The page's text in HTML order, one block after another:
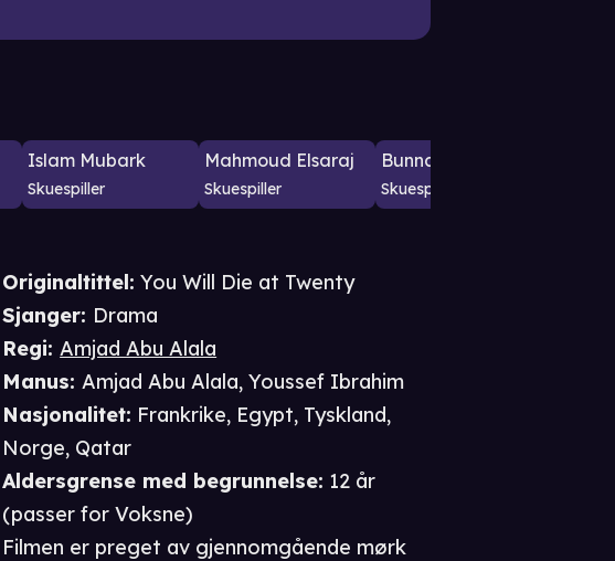
Islam Mubark
Skuespiller
Mahmoud Elsaraj
Skuespiller
Bunna Khalid
Skuespiller
Originaltittel: You Will Die at Twenty
Sjanger: Drama
Regi:Amjad Abu Alala
Manus:Amjad Abu Alala,Youssef Ibrahim
Nasjonalitet: Frankrike, Egypt, Tyskland,
Norge, Qatar
Aldersgrense med begrunnelse: 12 år
(passer forVoksne)
Filmen er preget av gjennomgående mørk